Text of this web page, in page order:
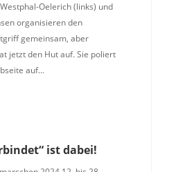
Oelerich (links) und
organisieren den
gemeinsam, aber
jetzt den Hut auf. Sie poliert
auf...
ist dabei!